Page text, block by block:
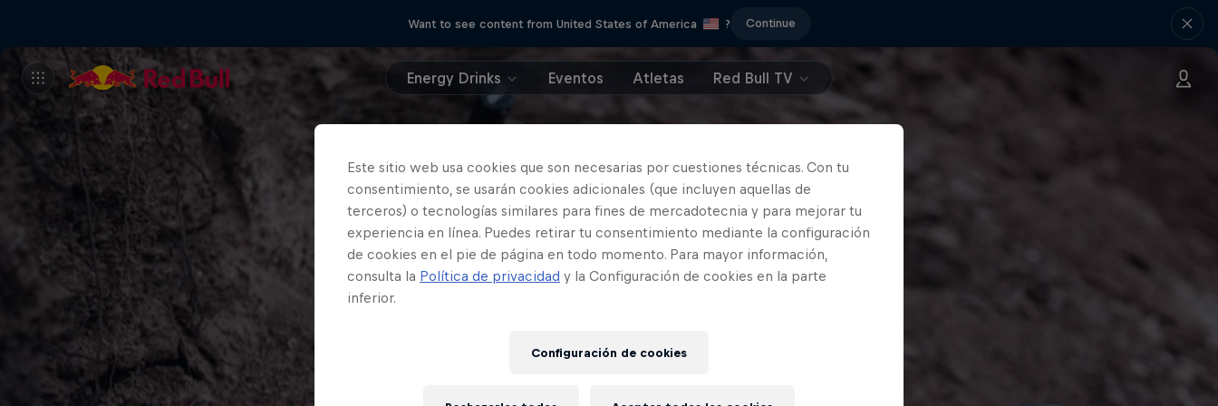
Want to see content from United States of America ? Continue
Energy Drinks Eventos Atletas Red Bull TV
Este sitio web usa cookies que son necesarias por cuestiones técnicas. Con tu
consentimiento, se usarán cookies adicionales (que incluyen aquellas de
terceros) o tecnologías similares para fines de mercadotecnia y para mejorar tu
experiencia en línea. Puedes retirar tu consentimiento mediante la configuración
de cookies en el pie de página en todo momento. Para mayor información,
consulta la Política de privacidad y la Configuración de cookies en la parte
inferior.
Configuración de cookies